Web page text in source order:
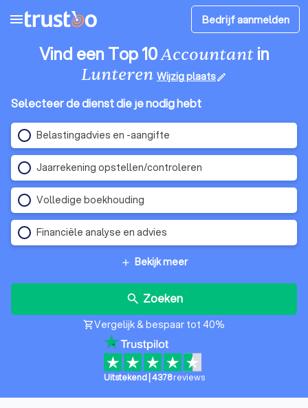
menu Bedrijf aanmelden
Vind een Top 10Accountantin
Lunteren Wijzig plaatsedit
Selecteer de dienst die je nodig hebt
Belastingadvies en -aangifte
Jaarrekening opstellen/controleren
Volledige boekhouding
Financiële analyse en advies
add Bekijk meer
search Zoeken
shopping_cartVergelijk & bespaar tot 40%
Uitstekend| 4378 reviews